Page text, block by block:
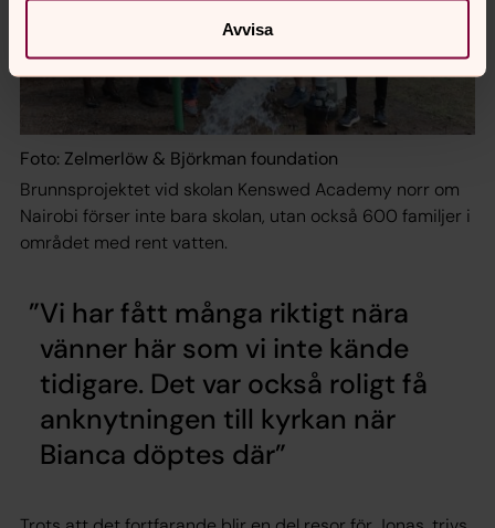
Avvisa
Foto: Zelmerlöw & Björkman foundation
Brunnsprojektet vid skolan Kenswed Academy norr om
Nairobi förser inte bara skolan, utan också 600 familjer i
området med rent vatten.
Vi har fått många riktigt nära
vänner här som vi inte kände
tidigare. Det var också roligt få
anknytningen till kyrkan när
Bianca döptes där